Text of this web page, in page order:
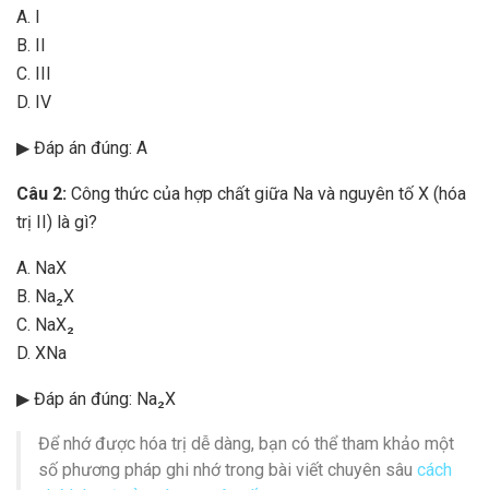
A. I
B. II
C. III
D. IV
▶ Đáp án đúng: A
Câu 2: Công thức của hợp chất giữa Na và nguyên tố X (hóa
trị II) là gì?
A. NaX
B. Na₂X
C. NaX₂
D. XNa
▶ Đáp án đúng: Na₂X
Để nhớ được hóa trị dễ dàng, bạn có thể tham khảo một
số phương pháp ghi nhớ trong bài viết chuyên sâu cách